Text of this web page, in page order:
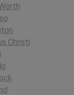
Christi